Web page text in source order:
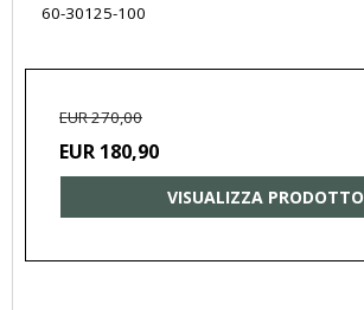
60-30125-100
EUR 270,00
EUR 180,90
VISUALIZZA PRODOTTO